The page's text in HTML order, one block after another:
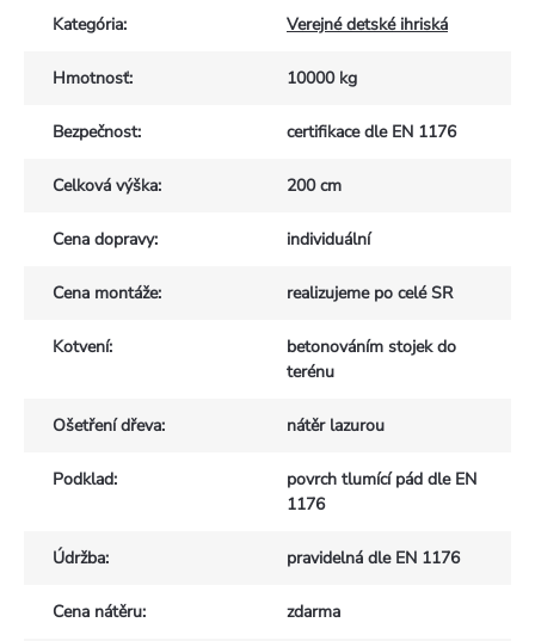
Kategória: Verejné detské ihriská
Hmotnosť: 10000 kg
Bezpečnost: certifikace dle EN 1176
Celková výška: 200 cm
Cena dopravy: individuální
Cena montáže: realizujeme po celé SR
Kotvení:
betonováním stojek do
terénu
Ošetření dřeva: nátěr lazurou
Podklad:
povrch tlumící pád dle EN
1176
Údržba: pravidelná dle EN 1176
Cena nátěru: zdarma